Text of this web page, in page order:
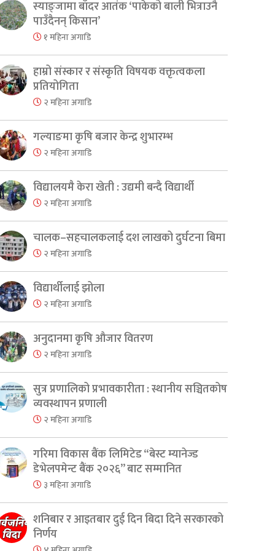
स्याङ्जामा बाँदर आतंक ‘पाकेको बाली भित्राउनै
पाउँदैनन् किसान’
१ महिना अगाडि
हाम्रो संस्कार र संस्कृति विषयक वक्तृत्वकला
प्रतियोगिता
२ महिना अगाडि
गल्याङमा कृषि बजार केन्द्र शुभारम्भ
२ महिना अगाडि
विद्यालयमै केरा खेती : उद्यमी बन्दै विद्यार्थी
२ महिना अगाडि
चालक–सहचालकलाई दश लाखको दुर्घटना बिमा
२ महिना अगाडि
विद्यार्थीलाई झोला
२ महिना अगाडि
अनुदानमा कृषि औजार वितरण
२ महिना अगाडि
सुत्र प्रणालिको प्रभावकारीता : स्थानीय सञ्चितकोष
व्यवस्थापन प्रणाली
२ महिना अगाडि
गरिमा विकास बैंक लिमिटेड “बेस्ट म्यानेज्ड
डेभेलपमेन्ट बैंक २०२६” बाट सम्मानित
३ महिना अगाडि
शनिबार र आइतबार दुई दिन बिदा दिने सरकारको
निर्णय